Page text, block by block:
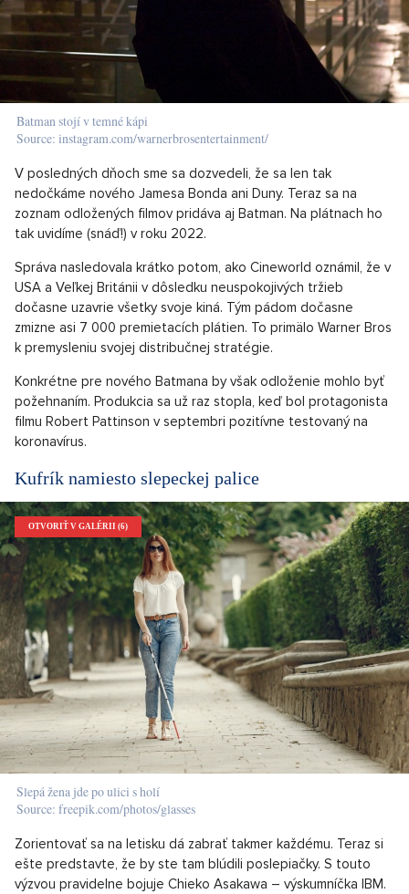
Batman stojí v temné kápi
Source: instagram.com/warnerbrosentertainment/
V posledných dňoch sme sa dozvedeli, že sa len tak
nedočkáme nového Jamesa Bonda ani Duny. Teraz sa na
zoznam odložených filmov pridáva aj Batman. Na plátnach ho
tak uvidíme (snáď!) v roku 2022.
Správa nasledovala krátko potom, ako Cineworld oznámil, že v
USA a Veľkej Británii v dôsledku neuspokojivých tržieb
dočasne uzavrie všetky svoje kiná. Tým pádom dočasne
zmizne asi 7 000 premietacích plátien. To primälo Warner Bros
k premysleniu svojej distribučnej stratégie.
Konkrétne pre nového Batmana by však odloženie mohlo byť
požehnaním. Produkcia sa už raz stopla, keď bol protagonista
filmu Robert Pattinson v septembri pozitívne testovaný na
koronavírus.
Kufrík namiesto slepeckej palice
OTVORIŤ V GALÉRII (6)
Slepá žena jde po ulici s holí
Source: freepik.com/photos/glasses
Zorientovať sa na letisku dá zabrať takmer každému. Teraz si
ešte predstavte, že by ste tam blúdili poslepiačky. S touto
výzvou pravidelne bojuje Chieko Asakawa – výskumníčka IBM.